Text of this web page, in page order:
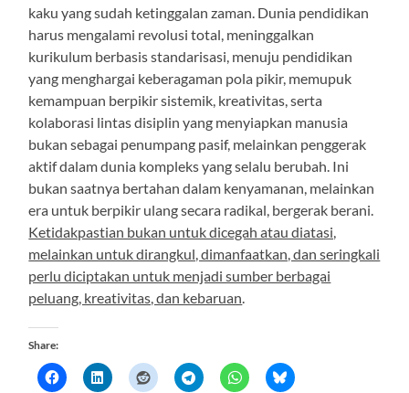
kaku yang sudah ketinggalan zaman. Dunia pendidikan
harus mengalami revolusi total, meninggalkan
kurikulum berbasis standarisasi, menuju pendidikan
yang menghargai keberagaman pola pikir, memupuk
kemampuan berpikir sistemik, kreativitas, serta
kolaborasi lintas disiplin yang menyiapkan manusia
bukan sebagai penumpang pasif, melainkan penggerak
aktif dalam dunia kompleks yang selalu berubah. Ini
bukan saatnya bertahan dalam kenyamanan, melainkan
era untuk berpikir ulang secara radikal, bergerak berani.
Ketidakpastian bukan untuk dicegah atau diatasi,
melainkan untuk dirangkul, dimanfaatkan, dan seringkali
perlu diciptakan untuk menjadi sumber berbagai
peluang, kreativitas, dan kebaruan.
Share: